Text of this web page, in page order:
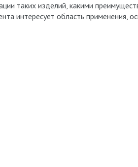
таких изделий, какими
интересует область применения,